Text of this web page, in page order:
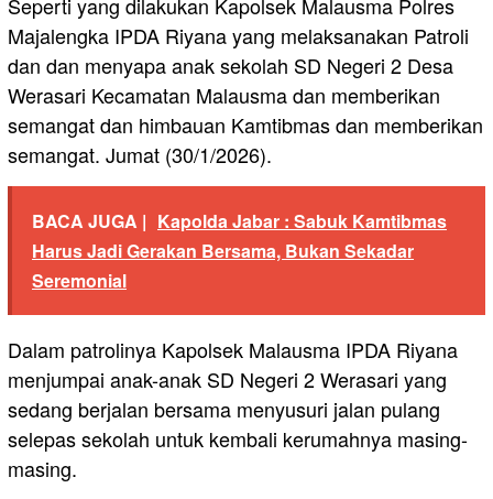
Seperti yang dilakukan Kapolsek Malausma Polres
Majalengka IPDA Riyana yang melaksanakan Patroli
dan dan menyapa anak sekolah SD Negeri 2 Desa
Werasari Kecamatan Malausma dan memberikan
semangat dan himbauan Kamtibmas dan memberikan
semangat. Jumat (30/1/2026).
BACA JUGA | Kapolda Jabar : Sabuk Kamtibmas
Harus Jadi Gerakan Bersama, Bukan Sekadar
Seremonial
Dalam patrolinya Kapolsek Malausma IPDA Riyana
menjumpai anak-anak SD Negeri 2 Werasari yang
sedang berjalan bersama menyusuri jalan pulang
selepas sekolah untuk kembali kerumahnya masing-
masing.